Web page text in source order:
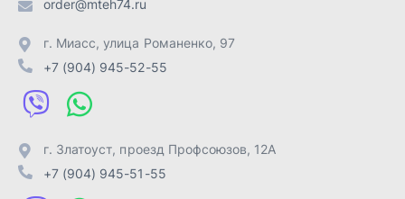
г. Челябинск
+7 (904) 945-04-44
Отправить заявку